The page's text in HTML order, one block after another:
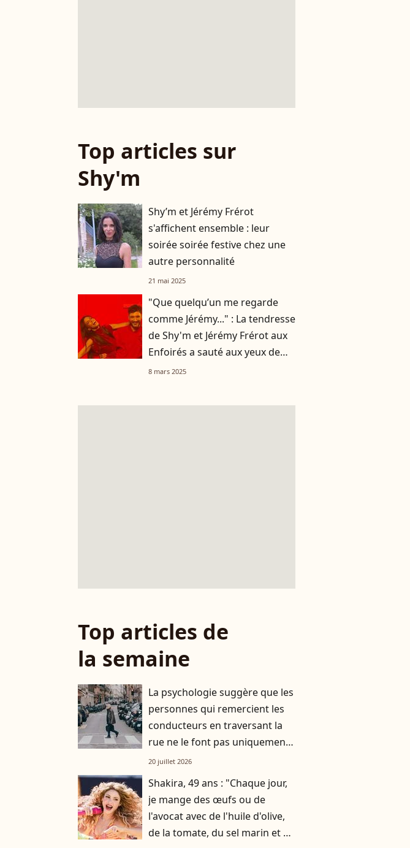
Top articles sur
Shy'm
Shy’m et Jérémy Frérot
s'affichent ensemble : leur
soirée soirée festive chez une
autre personnalité
21 mai 2025
"Que quelqu’un me regarde
comme Jérémy..." : La tendresse
de Shy'm et Jérémy Frérot aux
Enfoirés a sauté aux yeux de
tous
8 mars 2025
Top articles de
la semaine
La psychologie suggère que les
personnes qui remercient les
conducteurs en traversant la
rue ne le font pas uniquement
par gratitude
20 juillet 2026
Shakira, 49 ans : "Chaque jour,
je mange des œufs ou de
l'avocat avec de l'huile d'olive,
de la tomate, du sel marin et un